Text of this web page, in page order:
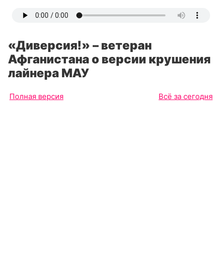
«Диверсия!» – ветеран
Афганистана о версии крушения
лайнера МАУ
Полная версия Всё за сегодня